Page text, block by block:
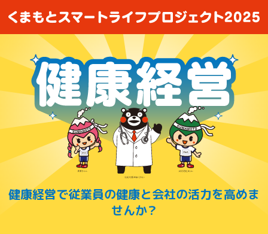
健康経営で従業員の健康と会社の活力を高めま
せんか？